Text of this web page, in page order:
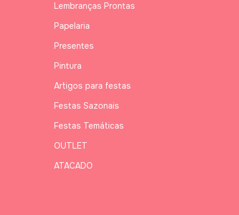
Lembranças Prontas
Papelaria
Presentes
Pintura
Artigos para festas
Festas Sazonais
Festas Temáticas
OUTLET
ATACADO